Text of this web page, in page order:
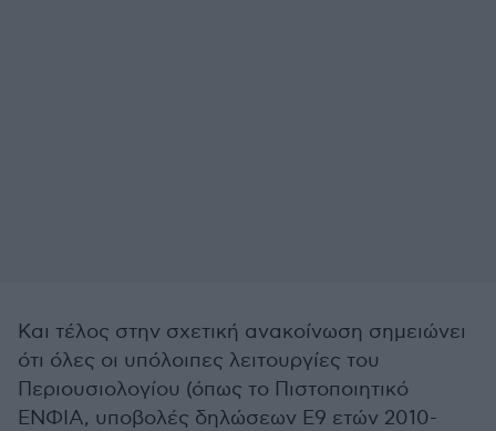
Και τέλος στην σχετική ανακοίνωση σημειώνει
ότι όλες οι υπόλοιπες λειτουργίες του
Περιουσιολογίου (όπως το Πιστοποιητικό
ΕΝΦΙΑ, υποβολές δηλώσεων Ε9 ετών 2010-